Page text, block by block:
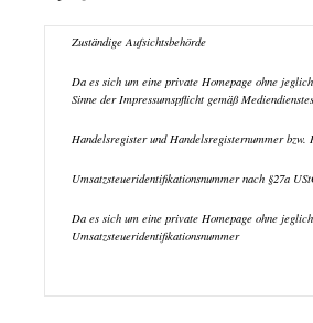
Zuständige Aufsichtsbehörde
Da es sich um eine private Homepage ohne
Sinne der Impressumspflicht gemäß
Handelsregister und Handelsregisternummer
Umsatzsteueridentifikationsnummer nach §27a
Da es sich um eine private Homepage ohne
Umsatzsteueridentifikationsnummer